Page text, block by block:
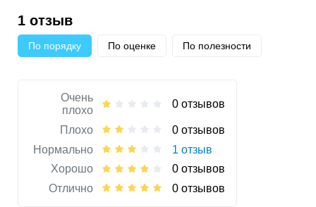
1 отзыв
По порядку По оценке По полезности
Очень
плохо
0 отзывов
Плохо
0 отзывов
Нормально
1 отзыв
Хорошо
0 отзывов
Отлично
0 отзывов